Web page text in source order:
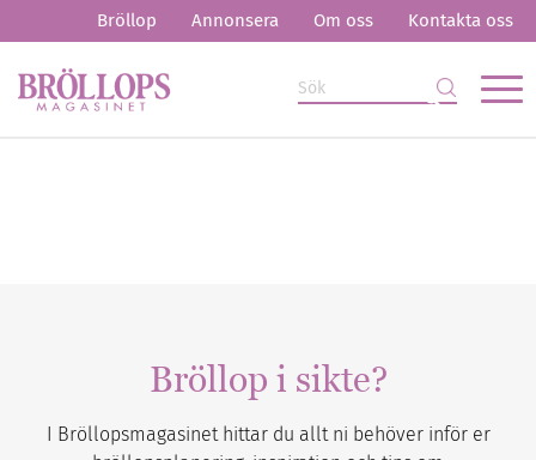
Bröllop Annonsera Om oss Kontakta oss
Bröllop i sikte?
I Bröllopsmagasinet hittar du allt ni behöver inför er